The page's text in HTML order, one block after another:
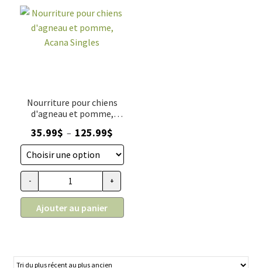
Nourriture pour chiens
d'agneau et pomme,
35.99$ – 125.99$
de
prix :
35.99$
à
quantité de Nourriture pour chiens d'agneau et pomme,
- +
Ajouter au panier